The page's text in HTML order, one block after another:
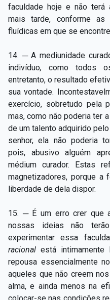
faculdade hoje e não terá
mais tarde, conforme as
fluídicas em que se
14. ─ A mediunidade
indivíduo, como todos
entretanto, o resultado
sua vontade.
exercício, sobretudo pela
mas, como não poderia ter
de um talento adquirido
senhor, ela não poderia
pois, abusivo alguém
médium curador. Estas
magnetizadores, porque
liberdade de dela dispor.
15. ─ É um erro crer que
nossas ideias não
experimentar essa
racional está intimamente
repousa essencialmente
aqueles que não creem
alma, e ainda menos na